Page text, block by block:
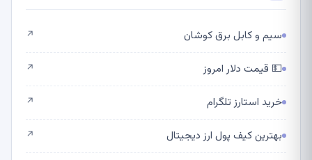
سیم و کابل برق کوشان ↗
💵 قیمت دلار امروز ↗
خرید استارز تلگرام ↗
بهترین کیف پول ارز دیجیتال ↗